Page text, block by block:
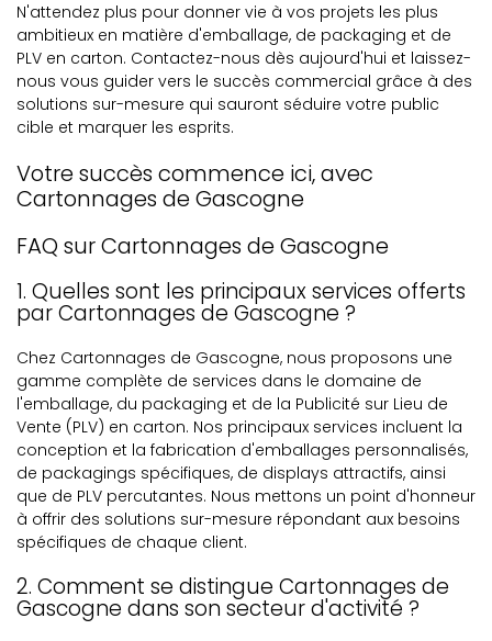
N'attendez plus pour donner vie à vos projets les plus
ambitieux en matière d'emballage, de packaging et de
PLV en carton. Contactez-nous dès aujourd'hui et laissez-
nous vous guider vers le succès commercial grâce à des
solutions sur-mesure qui sauront séduire votre public
cible et marquer les esprits.
Votre succès commence ici, avec
Cartonnages de Gascogne
FAQ sur Cartonnages de Gascogne
1. Quelles sont les principaux services offerts
par Cartonnages de Gascogne ?
Chez Cartonnages de Gascogne, nous proposons une
gamme complète de services dans le domaine de
l'emballage, du packaging et de la Publicité sur Lieu de
Vente (PLV) en carton. Nos principaux services incluent la
conception et la fabrication d'emballages personnalisés,
de packagings spécifiques, de displays attractifs, ainsi
que de PLV percutantes. Nous mettons un point d'honneur
à offrir des solutions sur-mesure répondant aux besoins
spécifiques de chaque client.
2. Comment se distingue Cartonnages de
Gascogne dans son secteur d'activité ?